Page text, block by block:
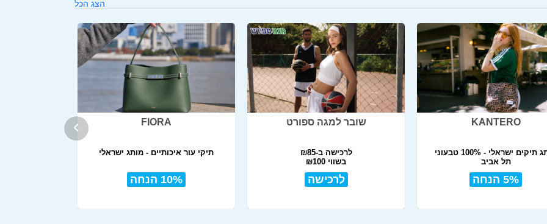
הצג הכל
FIORA
תיקי עור איכותיים - מותג ישראלי
10% הנחה
שובר למגה ספורט
לרכישה ב-₪85
בשווי ₪100
לרכישה
KANTERO
תיקים ישראלי - 100% טבעוני
תל אביב
5% הנחה